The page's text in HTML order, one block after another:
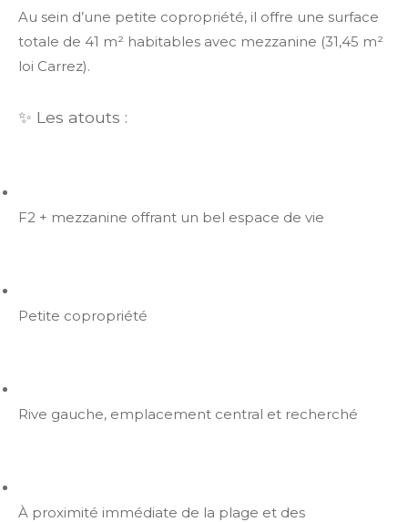
Au sein d’une petite copropriété, il offre une surface
totale de 41 m² habitables avec mezzanine (31,45 m²
loi Carrez).
✨ Les atouts :
F2 + mezzanine offrant un bel espace de vie
Petite copropriété
Rive gauche, emplacement central et recherché
À proximité immédiate de la plage et des